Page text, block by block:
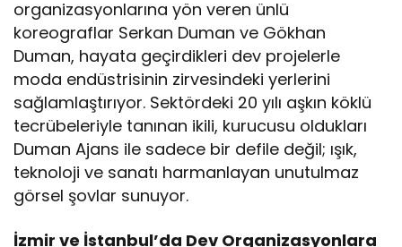
organizasyonlarına yön veren ünlü
koreograflar Serkan Duman ve Gökhan
Duman, hayata geçirdikleri dev projelerle
moda endüstrisinin zirvesindeki yerlerini
sağlamlaştırıyor. Sektördeki 20 yılı aşkın köklü
tecrübeleriyle tanınan ikili, kurucusu oldukları
Duman Ajans ile sadece bir defile değil; ışık,
teknoloji ve sanatı harmanlayan unutulmaz
görsel şovlar sunuyor.
İzmir ve İstanbul’da Dev Organizasyonlara